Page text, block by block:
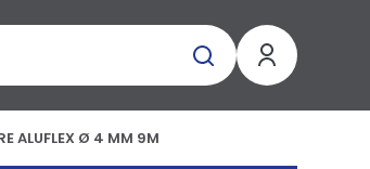
ALUFLEX Ø 4 MM 9M